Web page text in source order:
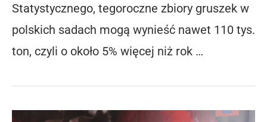
Statystycznego, tegoroczne zbiory gruszek w
polskich sadach mogą wynieść nawet 110 tys.
ton, czyli o około 5% więcej niż rok …